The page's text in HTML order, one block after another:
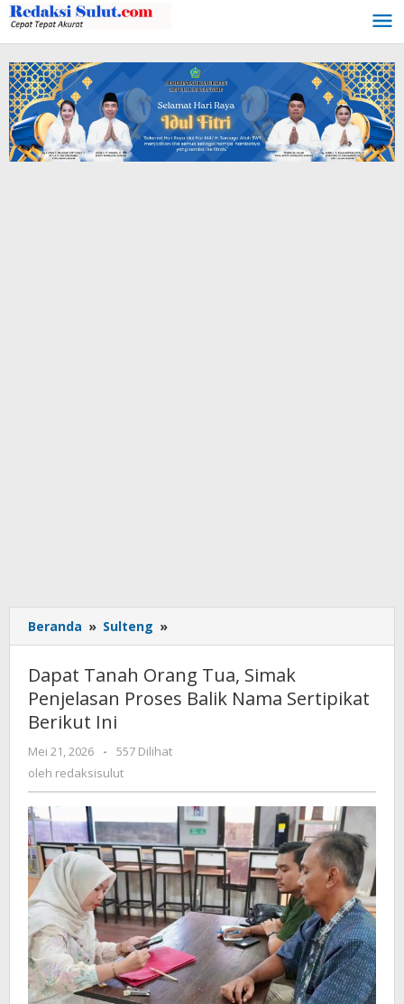
Lewati
ke
konten
Beranda » Sulteng »
Tanah
Tua,
Simak
Balik
Sertipikat
Berikut
Dapat Tanah Orang Tua, Simak
Penjelasan Proses Balik Nama Sertipikat
Berikut Ini
Mei 21, 2026
oleh
redaksisulut
-
557 Dilihat
oleh redaksisulut